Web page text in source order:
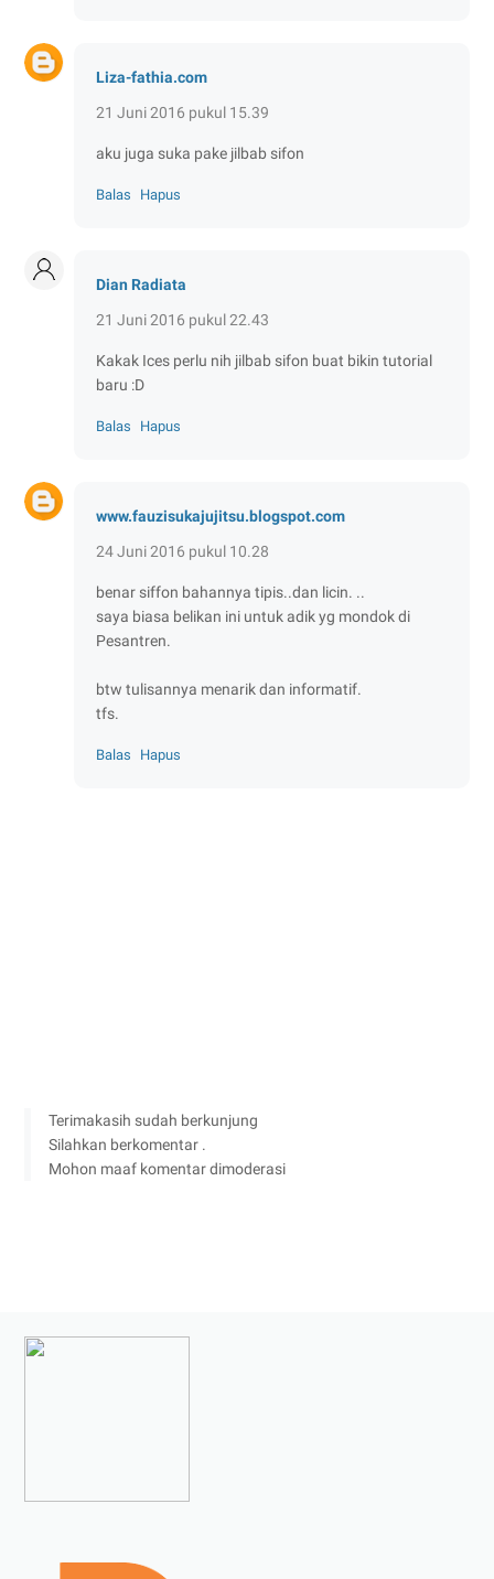
Liza-fathia.com
21 Juni 2016 pukul 15.39
aku juga suka pake jilbab sifon
Balas Hapus
Dian Radiata
21 Juni 2016 pukul 22.43
Kakak Ices perlu nih jilbab sifon buat bikin tutorial
baru :D
Balas Hapus
www.fauzisukajujitsu.blogspot.com
24 Juni 2016 pukul 10.28
benar siffon bahannya tipis..dan licin. ..
saya biasa belikan ini untuk adik yg mondok di
Pesantren.
btw tulisannya menarik dan informatif.
tfs.
Balas Hapus
Terimakasih sudah berkunjung
Silahkan berkomentar .
Mohon maaf komentar dimoderasi